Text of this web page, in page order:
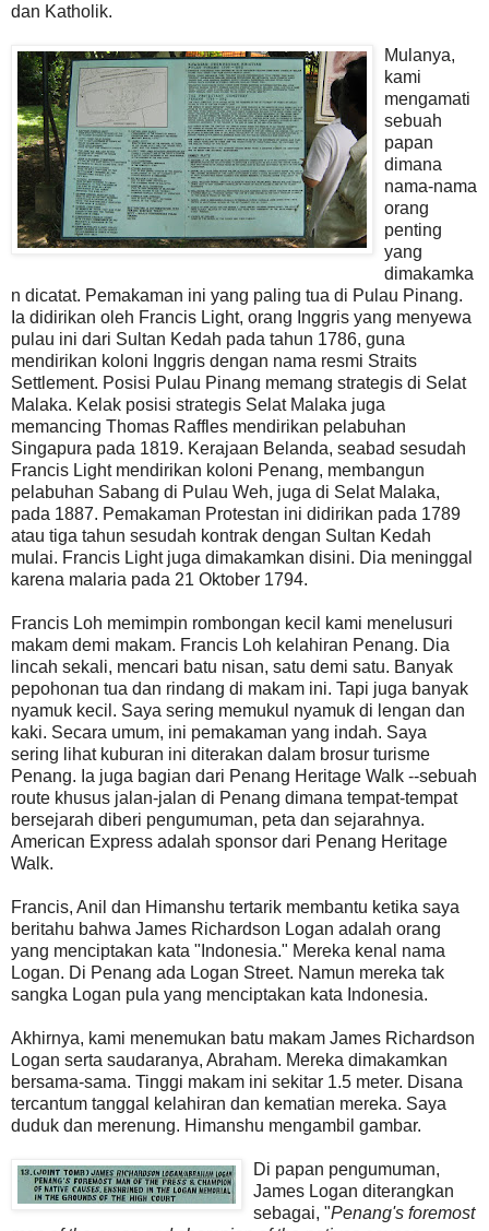
dan Katholik.
Mulanya,
kami
mengamati
sebuah
papan
dimana
nama-nama
orang
penting
yang
dimakamka
n dicatat. Pemakaman ini yang paling tua di Pulau Pinang.
Ia didirikan oleh Francis Light, orang Inggris yang menyewa
pulau ini dari Sultan Kedah pada tahun 1786, guna
mendirikan koloni Inggris dengan nama resmi Straits
Settlement. Posisi Pulau Pinang memang strategis di Selat
Malaka. Kelak posisi strategis Selat Malaka juga
memancing Thomas Raffles mendirikan pelabuhan
Singapura pada 1819. Kerajaan Belanda, seabad sesudah
Francis Light mendirikan koloni Penang, membangun
pelabuhan Sabang di Pulau Weh, juga di Selat Malaka,
pada 1887. Pemakaman Protestan ini didirikan pada 1789
atau tiga tahun sesudah kontrak dengan Sultan Kedah
mulai. Francis Light juga dimakamkan disini. Dia meninggal
karena malaria pada 21 Oktober 1794.
Francis Loh memimpin rombongan kecil kami menelusuri
makam demi makam. Francis Loh kelahiran Penang. Dia
lincah sekali, mencari batu nisan, satu demi satu. Banyak
pepohonan tua dan rindang di makam ini. Tapi juga banyak
nyamuk kecil. Saya sering memukul nyamuk di lengan dan
kaki. Secara umum, ini pemakaman yang indah. Saya
sering lihat kuburan ini diterakan dalam brosur turisme
Penang. Ia juga bagian dari Penang Heritage Walk --sebuah
route khusus jalan-jalan di Penang dimana tempat-tempat
bersejarah diberi pengumuman, peta dan sejarahnya.
American Express adalah sponsor dari Penang Heritage
Walk.
Francis, Anil dan Himanshu tertarik membantu ketika saya
beritahu bahwa James Richardson Logan adalah orang
yang menciptakan kata "Indonesia." Mereka kenal nama
Logan. Di Penang ada Logan Street. Namun mereka tak
sangka Logan pula yang menciptakan kata Indonesia.
Akhirnya, kami menemukan batu makam James Richardson
Logan serta saudaranya, Abraham. Mereka dimakamkan
bersama-sama. Tinggi makam ini sekitar 1.5 meter. Disana
tercantum tanggal kelahiran dan kematian mereka. Saya
duduk dan merenung. Himanshu mengambil gambar.
Di papan pengumuman,
James Logan diterangkan
sebagai, "Penang's foremost